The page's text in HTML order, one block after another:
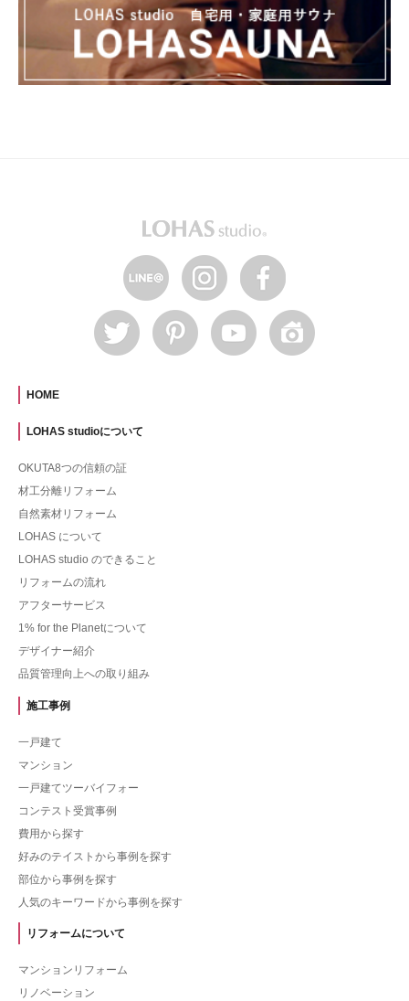
HOME
LOHAS studioについて
OKUTA8つの信頼の証
材工分離リフォーム
自然素材リフォーム
LOHAS について
LOHAS studio のできること
リフォームの流れ
アフターサービス
1% for the Planetについて
デザイナー紹介
品質管理向上への取り組み
施工事例
一戸建て
マンション
一戸建てツーバイフォー
コンテスト受賞事例
費用から探す
好みのテイストから事例を探す
部位から事例を探す
人気のキーワードから事例を探す
リフォームについて
マンションリフォーム
リノベーション